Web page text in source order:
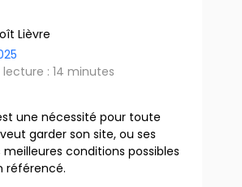
Lièvre
: 14 minutes
une nécessité pour toute
garder son site, ou ses
meilleures conditions possibles
référencé.